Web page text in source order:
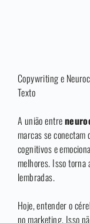
Copywriting e
Texto
A união entre
marcas se conectam
cognitivos e
melhores. Isso torna
lembradas.
Hoje, entender o
no marketing. Isso